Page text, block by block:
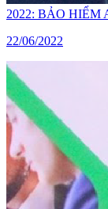
2022: BẢO
22/06/2022